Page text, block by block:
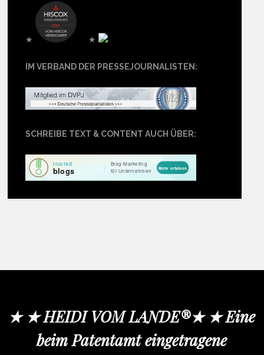
★ ★
IM VERBAND DER PRESSEJOURNALISTEN:
SCHREIBE TEXT & CONTENT AUCH ÜBER:
★ ★ HEIDI VOM LANDE®★ ★ Eine
beim Patentamt eingetragene